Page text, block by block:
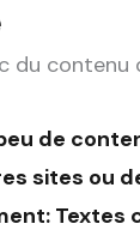
du contenu
de
sites ou
: Textes